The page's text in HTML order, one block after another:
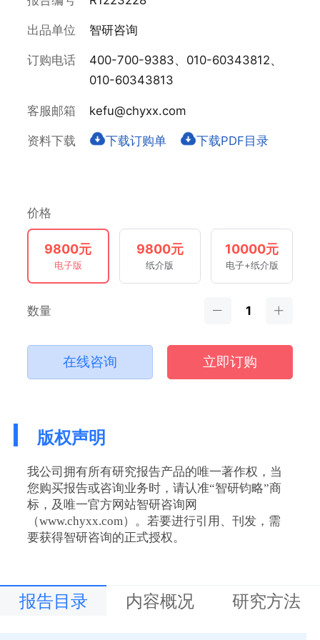
出品单位 智研咨询
订购电话
400-700-9383、010-60343812、
010-60343813
客服邮箱 kefu@chyxx.com
资料下载 下载订购单 下载PDF目录
价格
9800元
电子版
9800元
纸介版
10000元
电子+纸介版
数量
在线咨询 立即订购
版权声明
我公司拥有所有研究报告产品的唯一著作权，当
您购买报告或咨询业务时，请认准“智研钧略”商
标，及唯一官方网站智研咨询网
（www.chyxx.com）。若要进行引用、刊发，需
要获得智研咨询的正式授权。
报告目录 内容概况 研究方法